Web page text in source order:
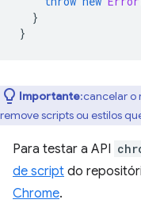
}
}
Importante:cancelar o
remove scripts ou estilos
Para testar a API
de script do
Chrome.